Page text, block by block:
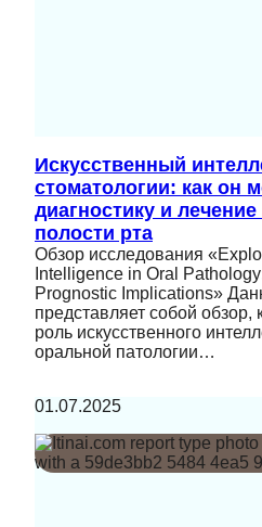
Искусственный
стоматологии: как он
диагностику и
полости рта
Обзор исследования
Intelligence in Oral
Prognostic Implications»
представляет собой обзор,
роль искусственного
оральной патологии…
01.07.2025